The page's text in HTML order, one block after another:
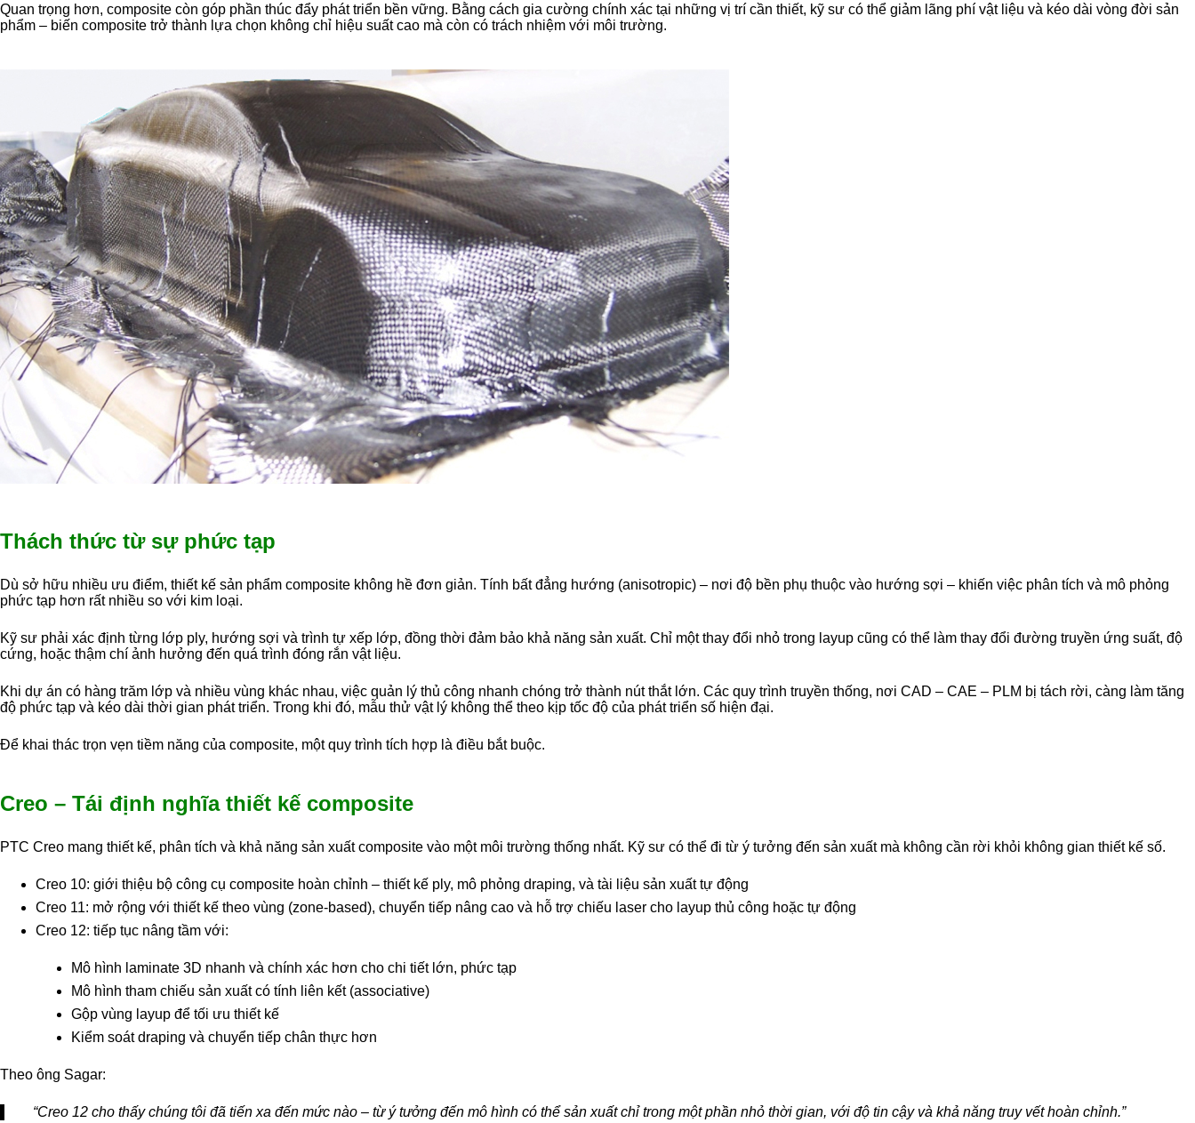
Quan trọng hơn, composite còn góp phần thúc đẩy phát triển bền vững. Bằng cách gia cường chính xác tại những vị trí cần thiết, kỹ sư có thể giảm lãng phí vật liệu và kéo dài vòng đời sản
phẩm – biến composite trở thành lựa chọn không chỉ hiệu suất cao mà còn có trách nhiệm với môi trường.
Thách thức từ sự phức tạp
Dù sở hữu nhiều ưu điểm, thiết kế sản phẩm composite không hề đơn giản. Tính bất đẳng hướng (anisotropic) – nơi độ bền phụ thuộc vào hướng sợi – khiến việc phân tích và mô phỏng
phức tạp hơn rất nhiều so với kim loại.
Kỹ sư phải xác định từng lớp ply, hướng sợi và trình tự xếp lớp, đồng thời đảm bảo khả năng sản xuất. Chỉ một thay đổi nhỏ trong layup cũng có thể làm thay đổi đường truyền ứng suất, độ
cứng, hoặc thậm chí ảnh hưởng đến quá trình đóng rắn vật liệu.
Khi dự án có hàng trăm lớp và nhiều vùng khác nhau, việc quản lý thủ công nhanh chóng trở thành nút thắt lớn. Các quy trình truyền thống, nơi CAD – CAE – PLM bị tách rời, càng làm tăng
độ phức tạp và kéo dài thời gian phát triển. Trong khi đó, mẫu thử vật lý không thể theo kịp tốc độ của phát triển số hiện đại.
Để khai thác trọn vẹn tiềm năng của composite, một quy trình tích hợp là điều bắt buộc.
Creo – Tái định nghĩa thiết kế composite
PTC Creo mang thiết kế, phân tích và khả năng sản xuất composite vào một môi trường thống nhất. Kỹ sư có thể đi từ ý tưởng đến sản xuất mà không cần rời khỏi không gian thiết kế số.
Creo 10: giới thiệu bộ công cụ composite hoàn chỉnh – thiết kế ply, mô phỏng draping, và tài liệu sản xuất tự động
Creo 11: mở rộng với thiết kế theo vùng (zone-based), chuyển tiếp nâng cao và hỗ trợ chiếu laser cho layup thủ công hoặc tự động
Creo 12: tiếp tục nâng tầm với:
Mô hình laminate 3D nhanh và chính xác hơn cho chi tiết lớn, phức tạp
Mô hình tham chiếu sản xuất có tính liên kết (associative)
Gộp vùng layup để tối ưu thiết kế
Kiểm soát draping và chuyển tiếp chân thực hơn
Theo ông Sagar:
“Creo 12 cho thấy chúng tôi đã tiến xa đến mức nào – từ ý tưởng đến mô hình có thể sản xuất chỉ trong một phần nhỏ thời gian, với độ tin cậy và khả năng truy vết hoàn chỉnh.”